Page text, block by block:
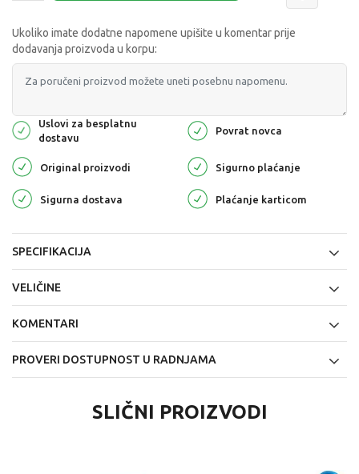
Ukoliko imate dodatne napomene upišite u komentar prije
dodavanja proizvoda u korpu:
Uslovi za besplatnu
dostavu
Povrat novca
Original proizvodi Sigurno plaćanje
Sigurna dostava Plaćanje karticom
SPECIFIKACIJA
VELIČINE
KOMENTARI
PROVERI DOSTUPNOST U RADNJAMA
SLIČNI PROIZVODI